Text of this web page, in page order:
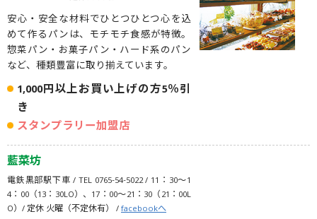
安心・安全な材料でひとつひとつ心を込
めて作るパンは、モチモチ食感が特徴。
惣菜パン・お菓子パン・ハード系のパン
など、種類豊富に取り揃えています。
1,000円以上お買い上げの方5％引
き
スタンプラリー加盟店
藍菜坊
電鉄黒部駅下車 / TEL 0765-54-5022 / 11：30〜1
4：00（13：30LO）、17：00〜21：30（21：00L
O）/ 定休 火曜（不定休有） /facebookへ